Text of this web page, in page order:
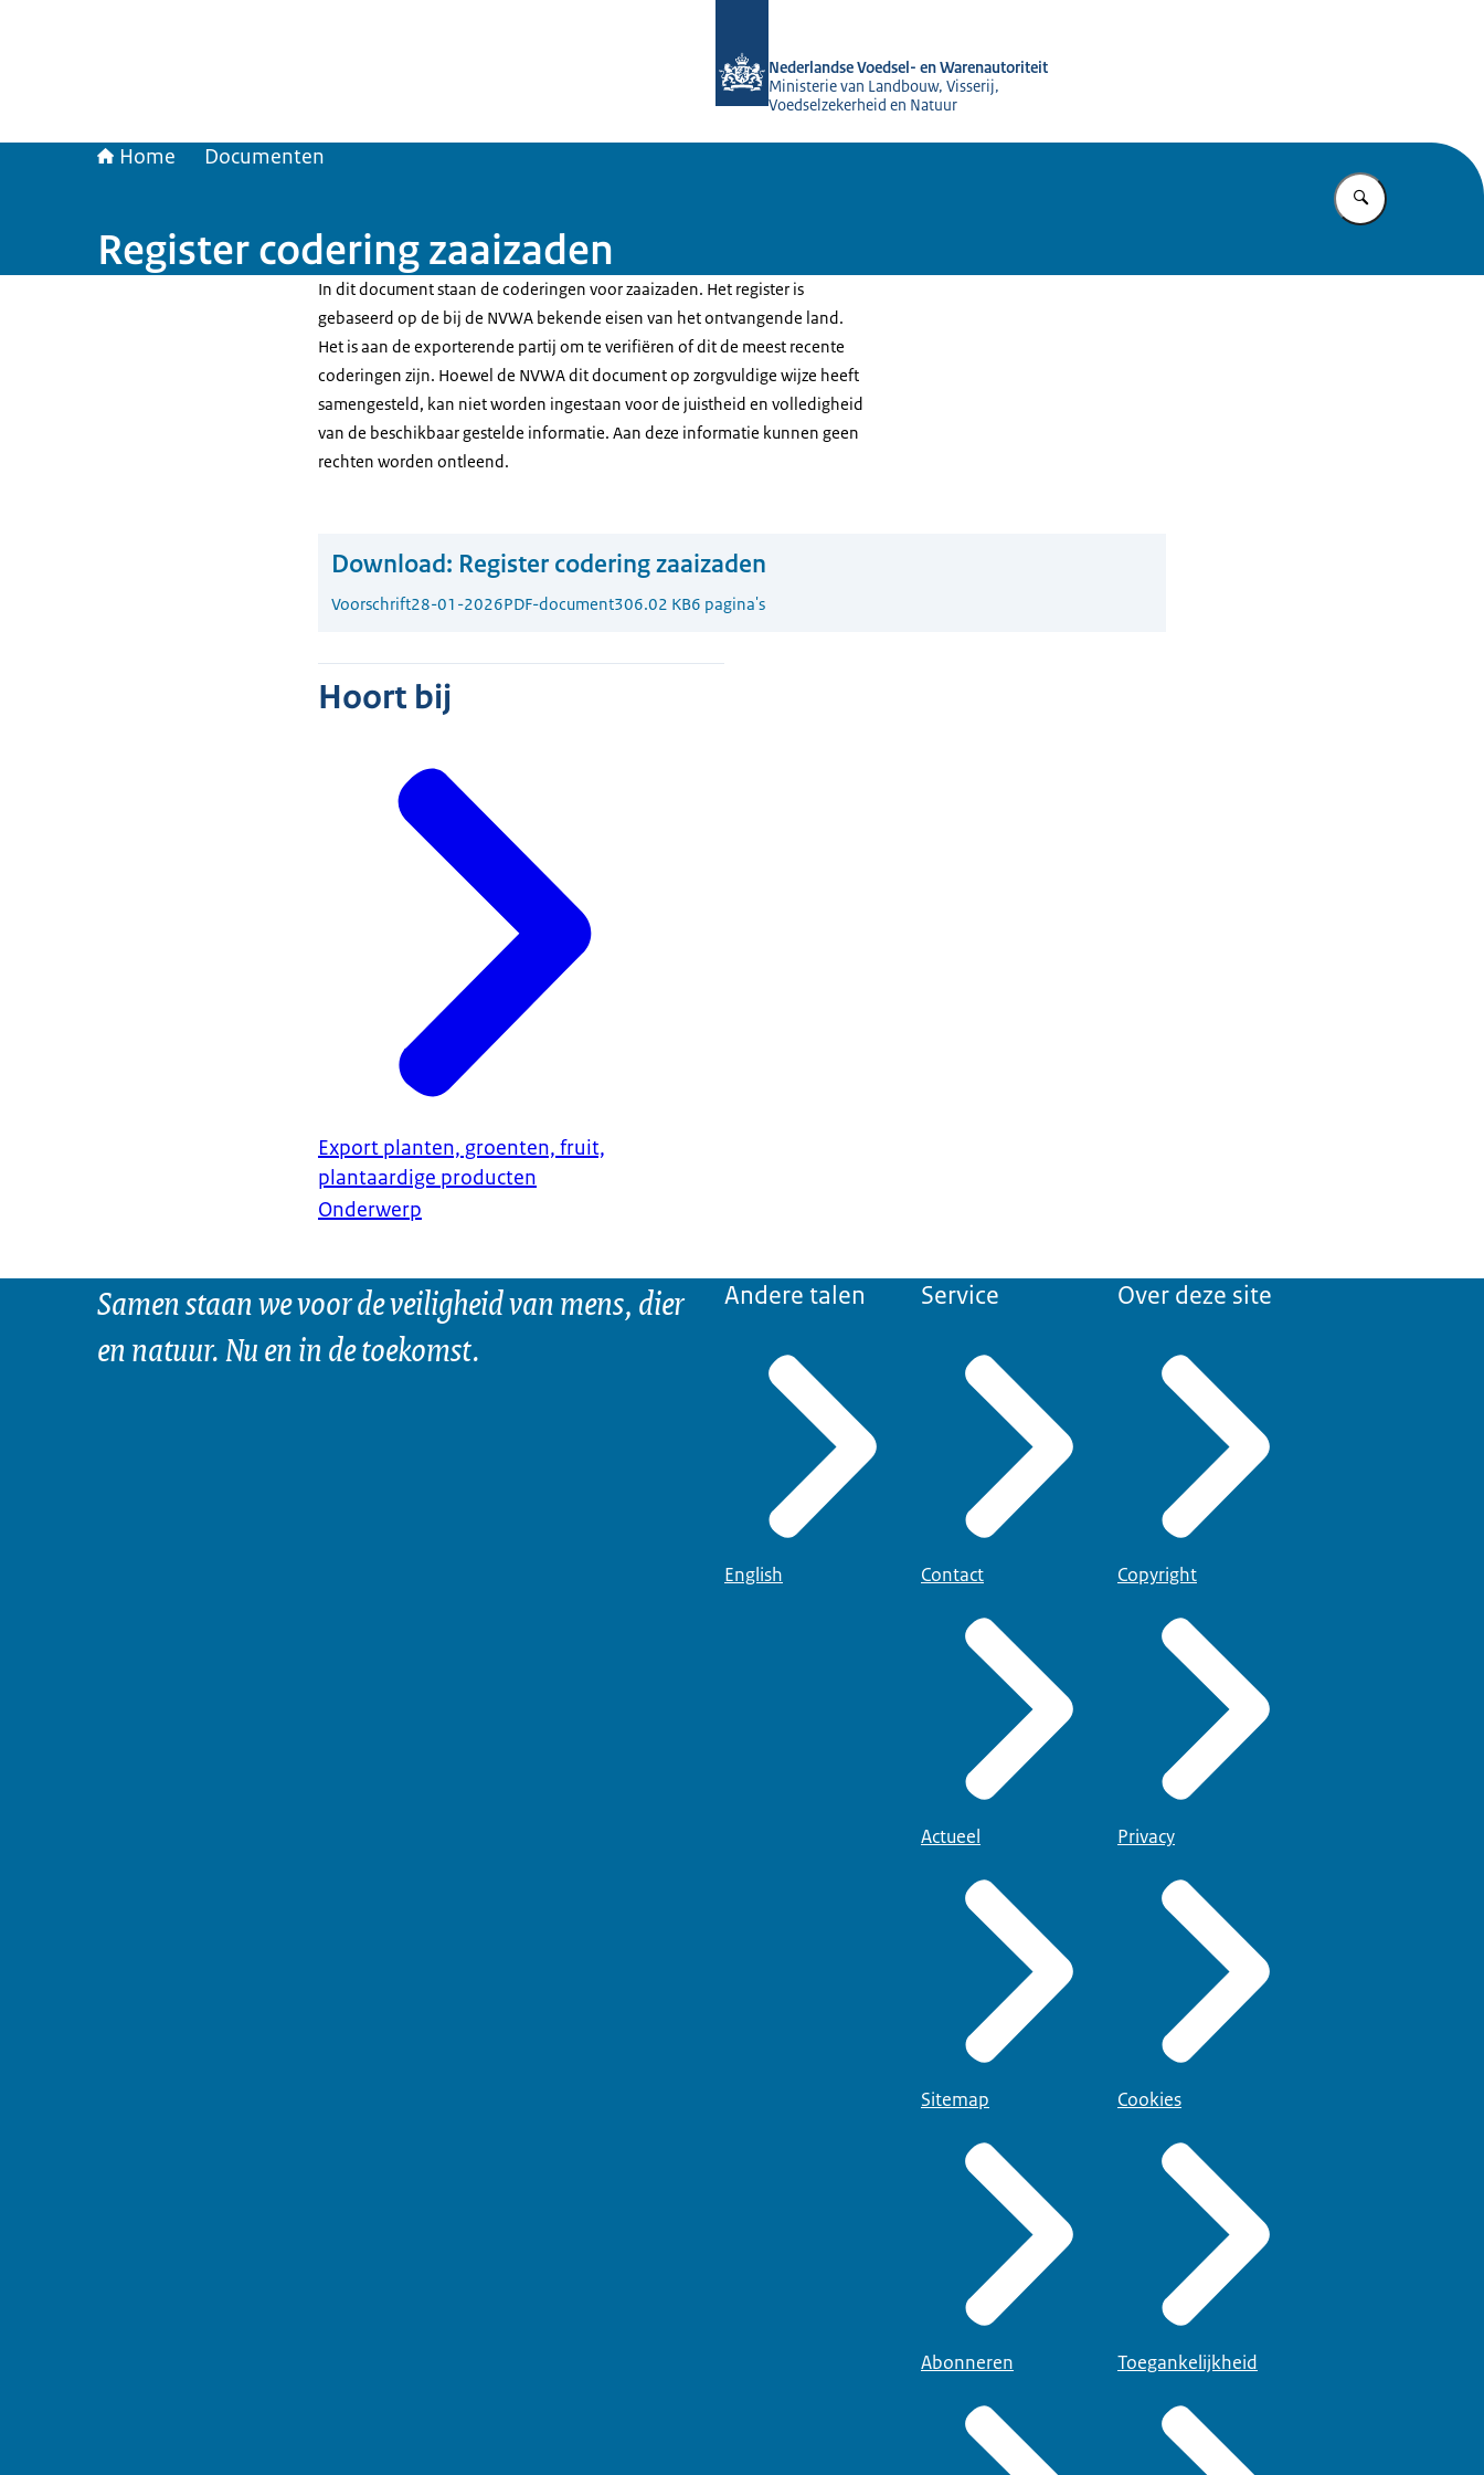
Nederlandse Voedsel- en Warenautoriteit
Ministerie van Landbouw, Visserij,
Voedselzekerheid en Natuur
Home Documenten
Vul in wat u
Register codering zaaizaden
In dit document staan de coderingen voor zaaizaden. Het register is
gebaseerd op de bij de NVWA bekende eisen van het ontvangende land.
Het is aan de exporterende partij om te verifiëren of dit de meest recente
coderingen zijn. Hoewel de NVWA dit document op zorgvuldige wijze heeft
samengesteld, kan niet worden ingestaan voor de juistheid en volledigheid
van de beschikbaar gestelde informatie. Aan deze informatie kunnen geen
rechten worden ontleend.
Download: Register codering zaaizaden
Voorschrift28-01-2026PDF-document306.02 KB6 pagina's
Hoort bij
Export planten, groenten, fruit,
plantaardige producten
Onderwerp
Samen staan we voor de veiligheid van mens, dier
en natuur. Nu en in de toekomst.
Andere talen
English
Service
Contact
Actueel
Sitemap
Abonneren
Over deze site
Copyright
Privacy
Cookies
Toegankelijkheid